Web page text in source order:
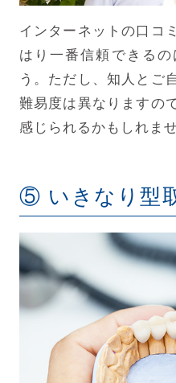
インターネットの口コ
はり一番信頼できる
う。ただし、知人とご
難易度は異なりますの
感じられるかもしれませ
⑤ いきなり型